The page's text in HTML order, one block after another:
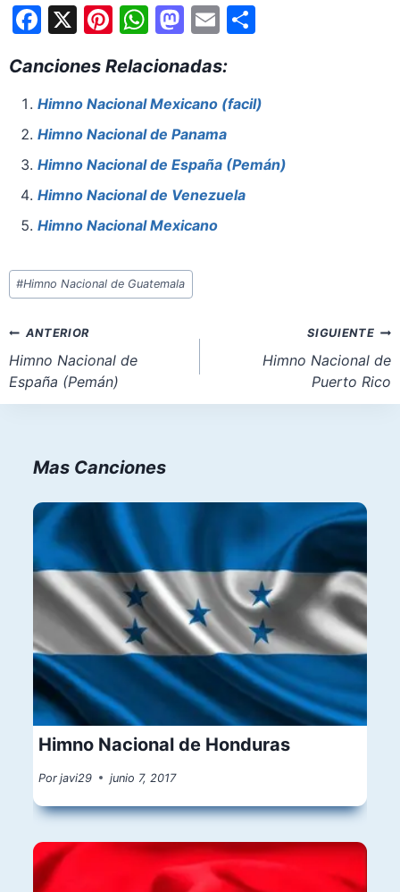
F
c
e
b
o
o
k
X Pi
er
e
st
W
at
s
A
p
p
M
st
o
d
o
n
E
ai
l
S
e
Canciones Relacionadas:
Himno Nacional Mexicano (facil)
Himno Nacional de Panama
Himno Nacional de España (Pemán)
Himno Nacional de Venezuela
Himno Nacional Mexicano
Etiquetas
de
entrada:
#Himno Nacional de Guatemala
Navegación
de
entradas
ANTERIOR
Himno Nacional de
España (Pemán)
SIGUIENTE
Himno Nacional de
Puerto Rico
Mas Canciones
Himno Nacional de Honduras
Por javi29 junio 7, 2017